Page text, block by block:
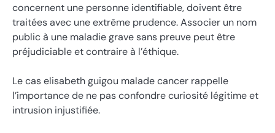
concernent une personne identifiable, doivent être
traitées avec une extrême prudence. Associer un nom
public à une maladie grave sans preuve peut être
préjudiciable et contraire à l’éthique.
Le cas elisabeth guigou malade cancer rappelle
l’importance de ne pas confondre curiosité légitime et
intrusion injustifiée.